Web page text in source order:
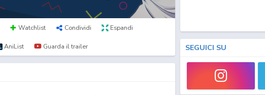
Watchlist Condividi Espandi
AniList Guarda il trailer SEGUICI SU